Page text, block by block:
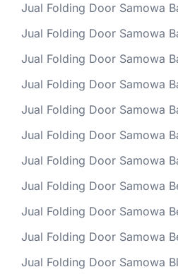
Jual Folding Door Samowa
Jual Folding Door Samowa
Jual Folding Door Samowa
Jual Folding Door Samowa
Jual Folding Door Samowa
Jual Folding Door Samowa
Jual Folding Door Samowa
Jual Folding Door Samowa
Jual Folding Door Samowa
Jual Folding Door Samowa
Jual Folding Door Samowa